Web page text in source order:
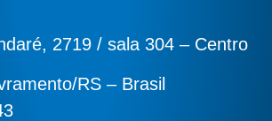
2719 / sala 304 – Centro
RS – Brasil